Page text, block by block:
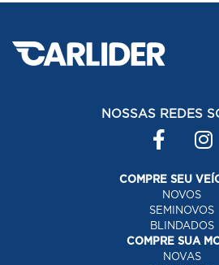
NOSSAS REDES
COMPRE SEU
NOVOS
SEMINOVOS
BLINDADOS
COMPRE SUA
NOVAS